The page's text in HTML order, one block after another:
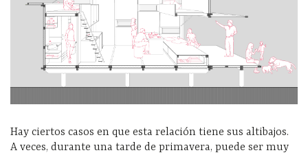
Hay ciertos casos en que esta relación tiene sus altibajos.
A veces, durante una tarde de primavera, puede ser muy